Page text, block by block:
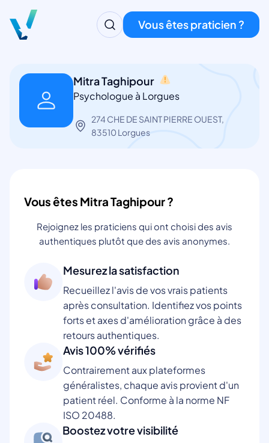
Vous êtes praticien ?
Mitra Taghipour
Psychologue à Lorgues
274 CHE DE SAINT PIERRE OUEST,
83510 Lorgues
Vous êtes Mitra Taghipour ?
Rejoignez les praticiens qui ont choisi des avis
authentiques plutôt que des avis anonymes.
Mesurez la satisfaction
Recueillez l'avis de vos vrais patients
après consultation. Identifiez vos points
forts et axes d'amélioration grâce à des
retours authentiques.
Avis 100% vérifiés
Contrairement aux plateformes
généralistes, chaque avis provient d'un
patient réel. Conforme à la norme NF
ISO 20488.
Boostez votre visibilité